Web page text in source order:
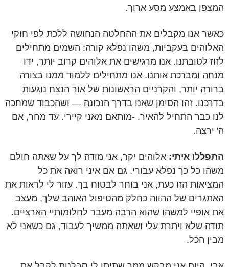
המצפן באמצע מסע ארוך.
כאשר אנו מקבלים את ההחלטה הנחושה ללכת לפי חוקי
האלוהים בעקביות, משהו נפלא קורה: השמים מתחילים
לזוז לטובתנו. אנו מרגישים את אלוהים קרוב יותר, ידו
מנחה ומברכת אותנו. אנו מתחילים ללמוד ממנו בצורה
ברורה יותר, והקרניים הראשונות של אור הנצח נוגעות
בדרכנו. זהו הסימן שאנו בדרך הנכונה — ושהכבוד שמחכה
לנו כבר התחיל להאיר. -מותאם מאני קיירי. עד מחר, אם
ה' ירצה.
התפללו איתי: אלוהים יקר, אני מודה לך על שאתה חולם
משהו כל כך נפלא עבורי. גם אם איני רואה את כל
המציאות הזו כעת, אני בוחר לבטוח בך. עזור לי לראות את
האתגרים של ההווה כחלק מהטיפול האוהב שלך, מעצב
את אופיי למשהו שהוא הרבה מעבר לחלומותיי הארציים.
תודה שלא ויתרת עלי ושאתה ממשיך לעבוד, גם כשאני לא
מבין הכל.